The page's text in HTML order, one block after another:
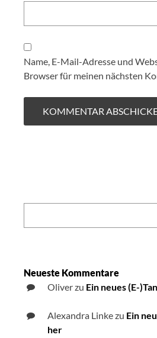
Name, E-Mail-Adresse und
Browser für meinen nächsten
Neueste Kommentare
Oliverzu Ein neues (E-
Alexandra Linkezu Ein
her